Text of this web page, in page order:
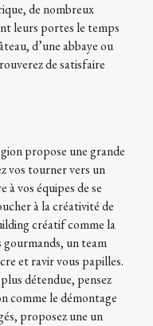
de nombreux
leurs portes le temps
d’une abbaye ou
de satisfaire
propose une grande
vos tourner vers un
vos équipes de se
à la créativité de
créatif comme la
gourmands, un team
et ravir vous papilles.
détendue, pensez
comme le démontage
proposez une un